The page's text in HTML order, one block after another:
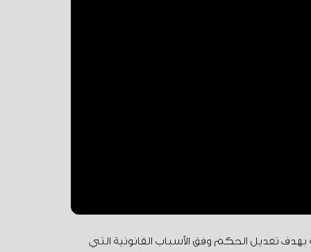
تعديل الحكم وفق الأسباب القانونية التي